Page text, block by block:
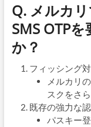
Q. メルカ
SMS OTP
か？
フィッシング
メルカリ
スクをさ
既存の強力な
パスキー